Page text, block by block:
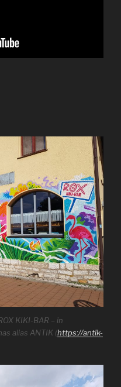
KIKI-BAR – in
alias ANTIK (https://antik-